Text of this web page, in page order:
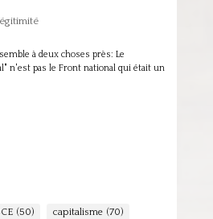
à deux choses près: Le
n'est pas le Front national qui était un
(50) capitalisme (70)